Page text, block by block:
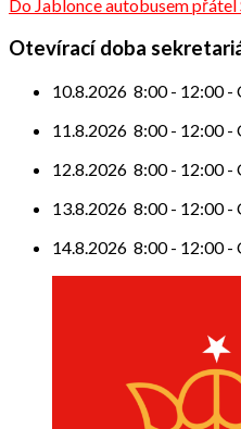
pro
příspěvek
Do Jablonce autobusem
Otevírací doba
10.8.2026 8:00- 12:00-
11.8.2026 8:00- 12:00-
12.8.2026 8:00- 12:00-
13.8.2026 8:00- 12:00-
14.8.2026 8:00- 12:00-